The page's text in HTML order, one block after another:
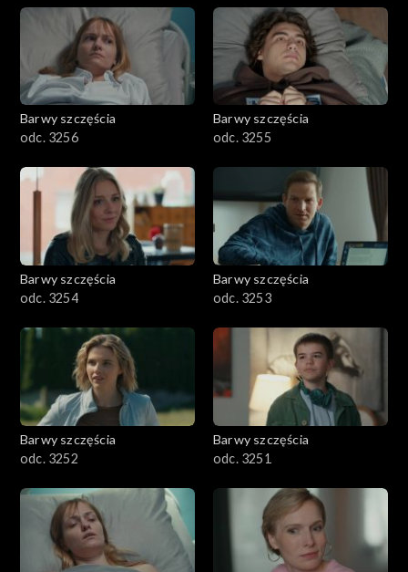
Barwy szczęścia
odc. 3256
Barwy szczęścia
odc. 3255
Barwy szczęścia
odc. 3254
Barwy szczęścia
odc. 3253
Barwy szczęścia
odc. 3252
Barwy szczęścia
odc. 3251